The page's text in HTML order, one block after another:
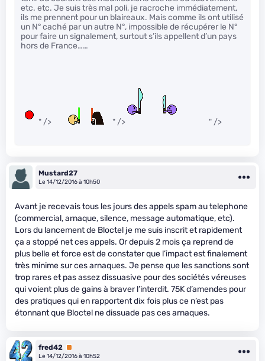
etc. etc. Je suis très mal poli, je racroche immédiatement,
ils me prennent pour un blaireaux. Mais comme ils ont utilisé
un N° caché par un autre N°, impossible de récupérer le N°
pour faire un signalement, surtout s’ils appellent d’un pays
hors de France……
" /> " /> " />
Mustard27
Le 14/12/2016 à 10h50
Avant je recevais tous les jours des appels spam au telephone
(commercial, arnaque, silence, message automatique, etc).
Lors du lancement de Bloctel je me suis inscrit et rapidement
ça a stoppé net ces appels. Or depuis 2 mois ça reprend de
plus belle et force est de constater que l’impact est finalement
très minime sur ces arnaques. Je pense que les sanctions sont
trop rares et pas assez dissuasive pour des sociétés véreuses
qui voient plus de gains à braver l’interdit. 75K d’amendes pour
des pratiques qui en rapportent dix fois plus ce n’est pas
étonnant que Bloctel ne dissuade pas ces arnaques.
fred42 Premium
Le 14/12/2016 à 10h52